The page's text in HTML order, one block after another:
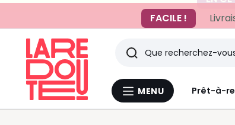
FACILE !
Menu
MENU Prêt-à-
Rechercher
Derniers
articles